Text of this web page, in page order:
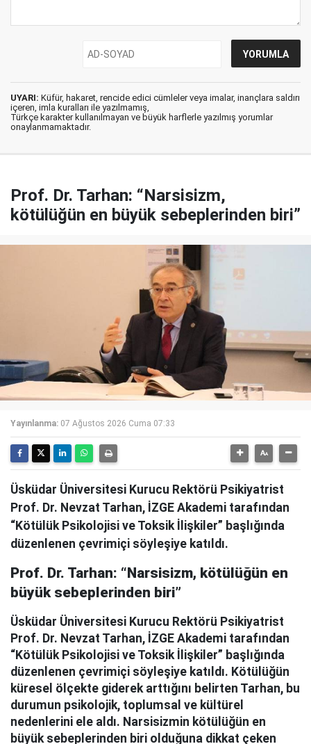
UYARI: Küfür, hakaret, rencide edici cümleler veya imalar, inançlara saldırı
içeren, imla kuralları ile yazılmamış,
Türkçe karakter kullanılmayan ve büyük harflerle yazılmış yorumlar
onaylanmamaktadır.
Prof. Dr. Tarhan: “Narsisizm,
kötülüğün en büyük sebeplerinden biri”
Yayınlanma: 07 Ağustos 2026 Cuma 07:33
Üsküdar Üniversitesi Kurucu Rektörü Psikiyatrist
Prof. Dr. Nevzat Tarhan, İZGE Akademi tarafından
“Kötülük Psikolojisi ve Toksik İlişkiler” başlığında
düzenlenen çevrimiçi söyleşiye katıldı.
Prof. Dr. Tarhan: “Narsisizm, kötülüğün en
büyük sebeplerinden biri”
Üsküdar Üniversitesi Kurucu Rektörü Psikiyatrist
Prof. Dr. Nevzat Tarhan, İZGE Akademi tarafından
“Kötülük Psikolojisi ve Toksik İlişkiler” başlığında
düzenlenen çevrimiçi söyleşiye katıldı. Kötülüğün
küresel ölçekte giderek arttığını belirten Tarhan, bu
durumun psikolojik, toplumsal ve kültürel
nedenlerini ele aldı. Narsisizmin kötülüğün en
büyük sebeplerinden biri olduğuna dikkat çeken